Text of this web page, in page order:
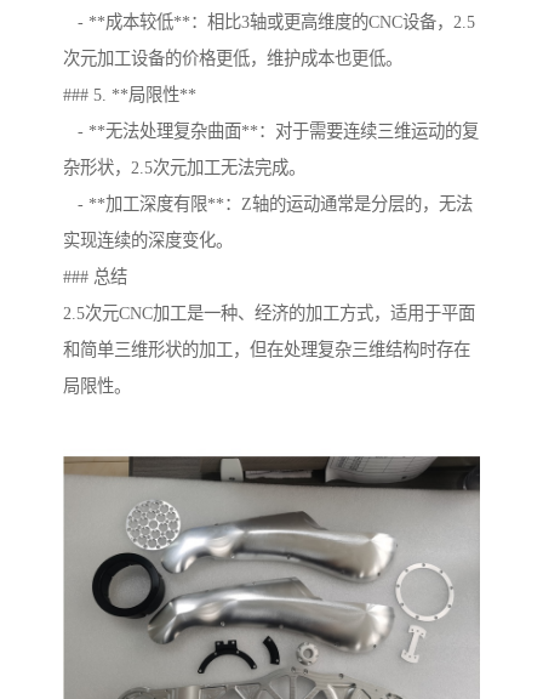
- **成本较低**：相比3轴或更高维度的CNC设备，2.5
次元加工设备的价格更低，维护成本也更低。
### 5. **局限性**
- **无法处理复杂曲面**：对于需要连续三维运动的复
杂形状，2.5次元加工无法完成。
- **加工深度有限**：Z轴的运动通常是分层的，无法
实现连续的深度变化。
### 总结
2.5次元CNC加工是一种、经济的加工方式，适用于平面
和简单三维形状的加工，但在处理复杂三维结构时存在
局限性。